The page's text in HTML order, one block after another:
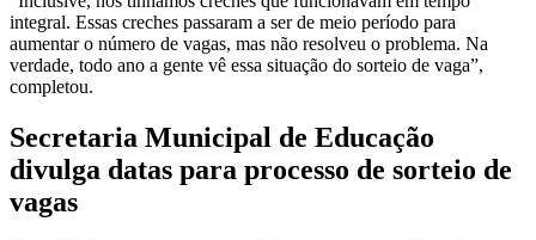
integral. Essas creches passaram a ser de meio período para
aumentar o número de vagas, mas não resolveu o problema. Na
verdade, todo ano a gente vê essa situação do sorteio de vaga”,
completou.
Secretaria Municipal de Educação
divulga datas para processo de sorteio de
vagas